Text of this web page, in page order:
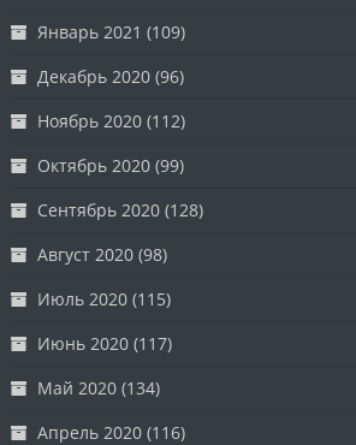
Январь 2021 (109)
Декабрь 2020 (96)
Ноябрь 2020 (112)
Октябрь 2020 (99)
Сентябрь 2020 (128)
Август 2020 (98)
Июль 2020 (115)
Июнь 2020 (117)
Май 2020 (134)
Апрель 2020 (116)